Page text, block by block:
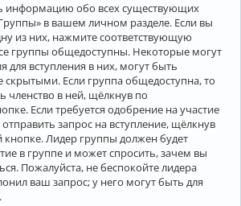
информацию обо всех существующих
в вашем личном разделе. Если вы
из них, нажмите соответствующую
группы общедоступны. Некоторые могут
для вступления в них, могут быть
Если группа общедоступна, то
членство в ней, щёлкнув по
Если требуется одобрение на участие
запрос на вступление, щёлкнув
кнопке. Лидер группы должен будет
в группе и может спросить, зачем вы
Пожалуйста, не беспокойте лидера
ваш запрос; у него могут быть для